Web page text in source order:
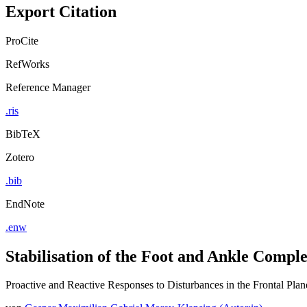
Export Citation
ProCite
RefWorks
Reference Manager
.ris
BibTeX
Zotero
.bib
EndNote
.enw
Stabilisation of the Foot and Ankle
Proactive and Reactive Responses to Disturbances in the Frontal